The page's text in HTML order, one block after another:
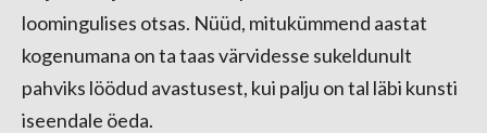
loomingulises otsas. Nüüd, mitukümmend aastat
kogenumana on ta taas värvidesse sukeldunult
pahviks löödud avastusest, kui palju on tal läbi kunsti
iseendale öeda.